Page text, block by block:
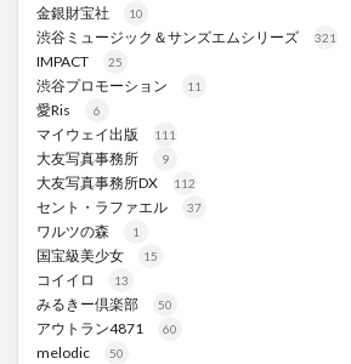
金銀財宝社 10
渋谷ミュージック＆サンズエムシリーズ 321
IMPACT 25
渋谷プロモーション 11
愛Ris 6
マイウェイ出版 111
大友写真事務所 9
大友写真事務所DX 112
セント・ラファエル 37
ワルツの森 1
国宝級美少女 15
コイイロ 13
みるきー倶楽部 50
アウトラン4871 60
melodic 50